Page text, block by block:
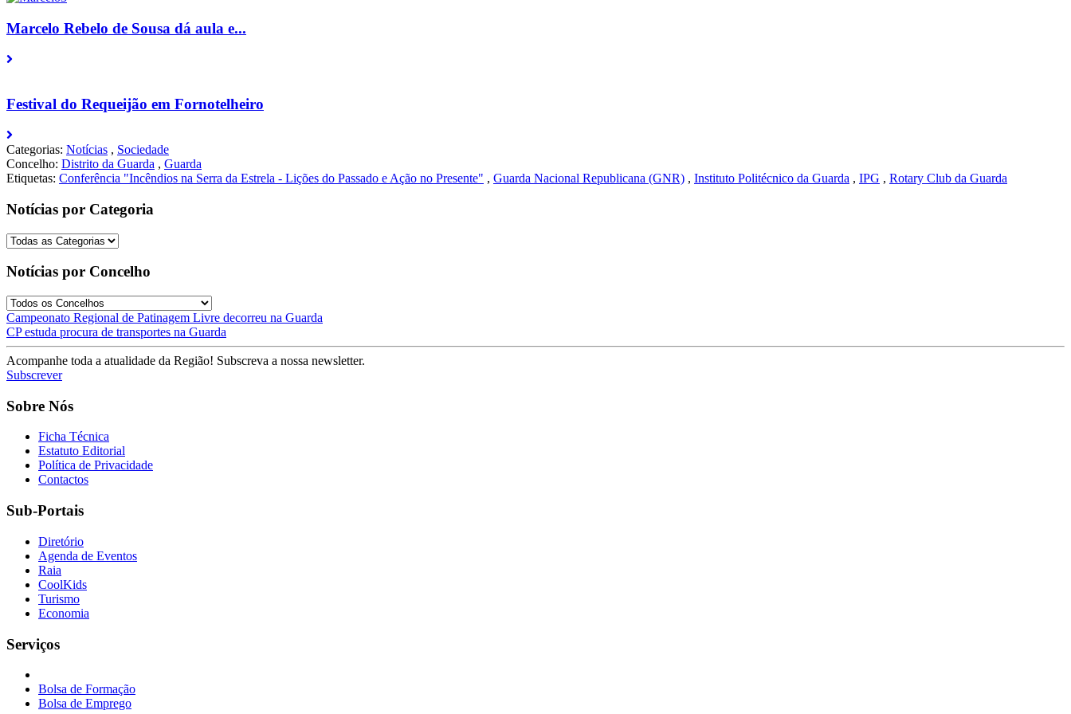
Marcelo Rebelo de Sousa dá aula e...
Festival do Requeijão em Fornotelheiro
Categorias: Notícias , Sociedade
Concelho: Distrito da Guarda , Guarda
Etiquetas: Conferência "Incêndios na Serra da Estrela - Lições do Passado e Ação no Presente" , Guarda Nacional Republicana (GNR) , Instituto Politécnico da Guarda , IPG , Rotary Club da Guarda
Notícias por Categoria
Notícias por Concelho
Post
navigation
Campeonato Regional de Patinagem Livre decorreu na Guarda
CP estuda procura de transportes na Guarda
Acompanhe toda a atualidade da Região! Subscreva a nossa newsletter.
Subscrever
Sobre Nós
Ficha Técnica
Estatuto Editorial
Política de Privacidade
Contactos
Sub-Portais
Diretório
Agenda de Eventos
Raia
CoolKids
Turismo
Economia
Serviços
Bolsa de Formação
Bolsa de Emprego